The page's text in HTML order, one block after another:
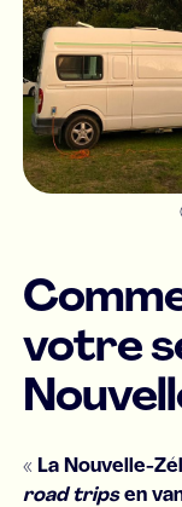
votre
« La Nouvelle-
road tripsen